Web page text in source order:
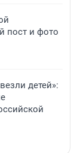
пост и фото
детей»: